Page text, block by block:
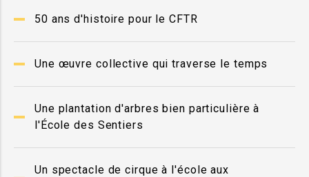
50 ans d'histoire pour le CFTR
Une œuvre collective qui traverse le temps
Une plantation d'arbres bien particulière à
l'École des Sentiers
Un spectacle de cirque à l'école aux